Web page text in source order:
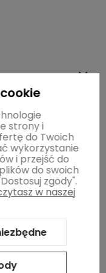
strony i
do Twoich
wykorzystanie
i przejść do
do swoich
zgody".
w naszej